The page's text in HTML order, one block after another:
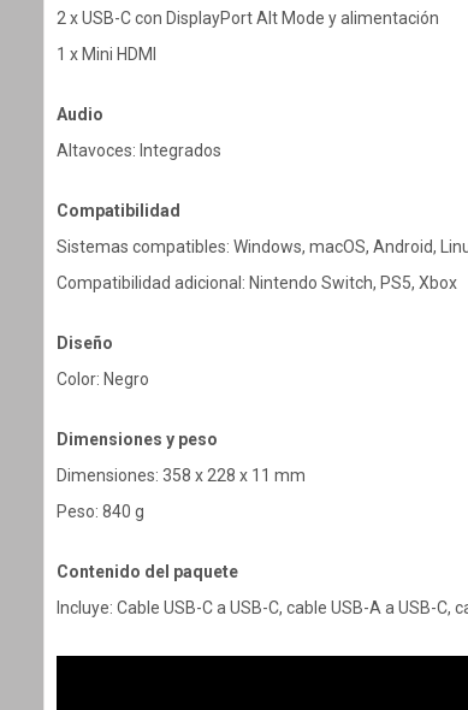
2 x USB-C con DisplayPort Alt Mode y alimentación
1 x Mini HDMI
Audio
Altavoces: Integrados
Compatibilidad
Sistemas compatibles: Windows, macOS, Android,
Compatibilidad adicional: Nintendo Switch, PS5, Xbox
Diseño
Color: Negro
Dimensiones y peso
Dimensiones: 358 x 228 x 11 mm
Peso: 840 g
Contenido del paquete
Incluye: Cable USB-C a USB-C, cable USB-A a USB-